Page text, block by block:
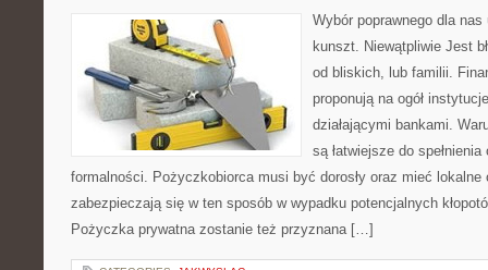
Wybór poprawnego dla
kunszt. Niewątpliwie Jest
od bliskich, lub familii.
proponują na ogół
działającymi bankami.
są łatwiejsze do
formalności. Pożyczkobiorca musi być dorosły oraz mieć
zabezpieczają się w ten sposób w wypadku potencjalnych
Pożyczka prywatna zostanie też przyznana […]